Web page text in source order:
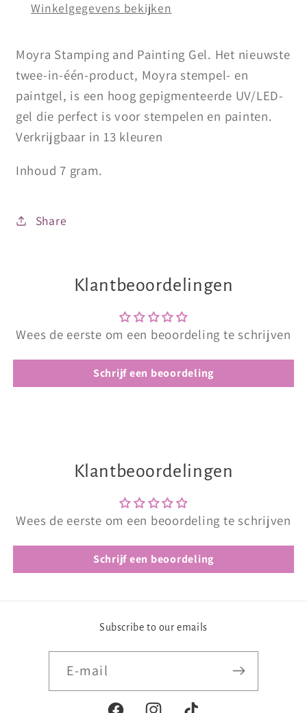
Winkelgegevens bekijken
Moyra Stamping and Painting Gel. Het nieuwste
twee-in-één-product, Moyra stempel- en
paintgel, is een hoog gepigmenteerde UV/LED-
gel die perfect is voor stempelen en painten.
Verkrijgbaar in 13 kleuren
Inhoud 7 gram.
Share
Klantbeoordelingen
Wees de eerste om een beoordeling te schrijven
Schrijf een beoordeling
Klantbeoordelingen
Wees de eerste om een beoordeling te schrijven
Schrijf een beoordeling
Subscribe to our emails
E‑mail